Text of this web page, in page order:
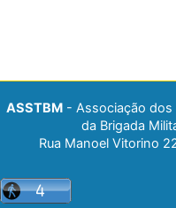
ASSTBM - Associação dos
da Brigada
Rua Manoel Vitorino